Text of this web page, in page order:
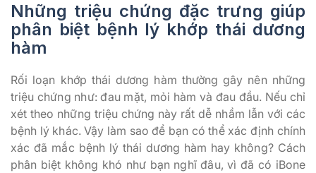
Những triệu chứng đặc trưng giúp
phân biệt bệnh lý khớp thái dương
hàm
Rối loạn khớp thái dương hàm thường gây nên những
triệu chứng như: đau mặt, mỏi hàm và đau đầu. Nếu chỉ
xét theo những triệu chứng này rất dễ nhầm lẫn với các
bệnh lý khác. Vậy làm sao để bạn có thể xác định chính
xác đã mắc bệnh lý thái dương hàm hay không? Cách
phân biệt không khó như bạn nghĩ đâu, vì đã có iBone